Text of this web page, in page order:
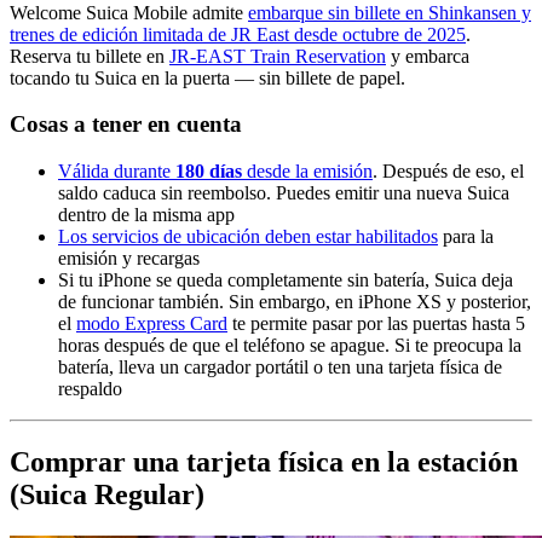
Welcome Suica Mobile admite embarque sin billete en Shinkansen y
trenes de edición limitada de JR East desde octubre de 2025.
Reserva tu billete en JR-EAST Train Reservation y embarca
tocando tu Suica en la puerta — sin billete de papel.
Cosas a tener en cuenta
Válida durante 180 días desde la emisión. Después de eso, el
saldo caduca sin reembolso. Puedes emitir una nueva Suica
dentro de la misma app
Los servicios de ubicación deben estar habilitados para la
emisión y recargas
Si tu iPhone se queda completamente sin batería, Suica deja
de funcionar también. Sin embargo, en iPhone XS y posterior,
el modo Express Card te permite pasar por las puertas hasta 5
horas después de que el teléfono se apague. Si te preocupa la
batería, lleva un cargador portátil o ten una tarjeta física de
respaldo
Comprar una tarjeta física en la estación
(Suica Regular)